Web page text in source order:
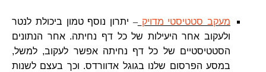
מעקב סטטיסטי מדויק – יתרון נוסף טמון ביכולת לנטר
ולעקוב אחר היעילות של כל דף נחיתה. אחר הנתונים
הסטטיסטיים של כל דף נחיתה אפשר לעקוב, למשל,
במסע הפרסום שלנו בגוגל אדוורדס. וכך בעצם לשנות